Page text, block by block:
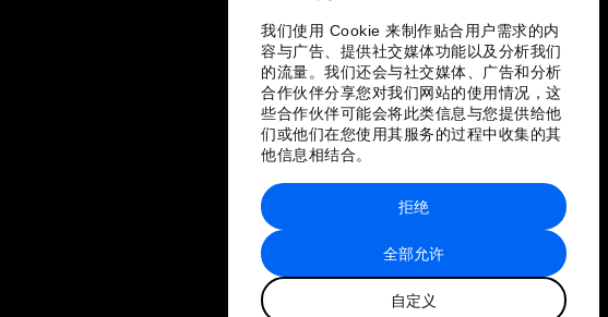
我们使用 Cookie 来制作贴合用户需求的内
容与广告、提供社交媒体功能以及分析我们
的流量。我们还会与社交媒体、广告和分析
合作伙伴分享您对我们网站的使用情况，这
些合作伙伴可能会将此类信息与您提供给他
们或他们在您使用其服务的过程中收集的其
他信息相结合。
全部允许
自定义
拒绝